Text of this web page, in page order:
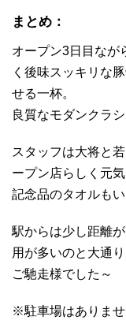
まとめ：
オープン3日目なが
く後味スッキリな
せる一杯。
良質なモダンクラ
スタッフは大将と
ープン店らしく元
記念品のタオルも
駅からは少し距離
用が多いのと大通
ご馳走様でした～
※駐車場はありま